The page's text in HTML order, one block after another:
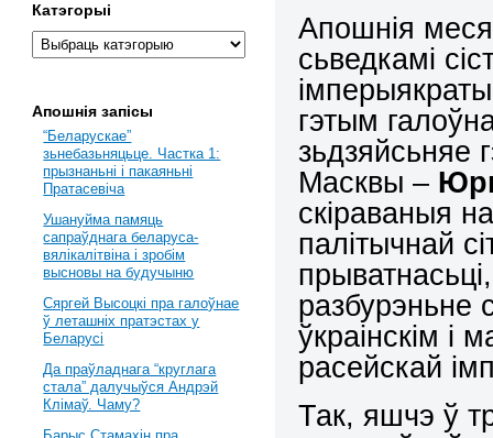
Апошнія
сьведкамі
гэтым
зьдзяйсьняе
Масквы –
скіраваныя
палітычнай
разбурэньне
ўкраінскім і
расейскай
Так, яшчэ ў
Катэгорыі
Апошнія запісы
“Беларускае”
зьнебазьняцьце. Частка 1:
прызнаньні і пакаяньні
Пратасевіча
Ушануйма памяць
сапраўднага беларуса-
вялікалітвіна і зробім
высновы на будучыню
Сяргей Высоцкі пра галоўнае
ў леташніх пратэстах у
Беларусі
Да праўладнага “круглага
стала” далучыўся Андрэй
Клімаў. Чаму?